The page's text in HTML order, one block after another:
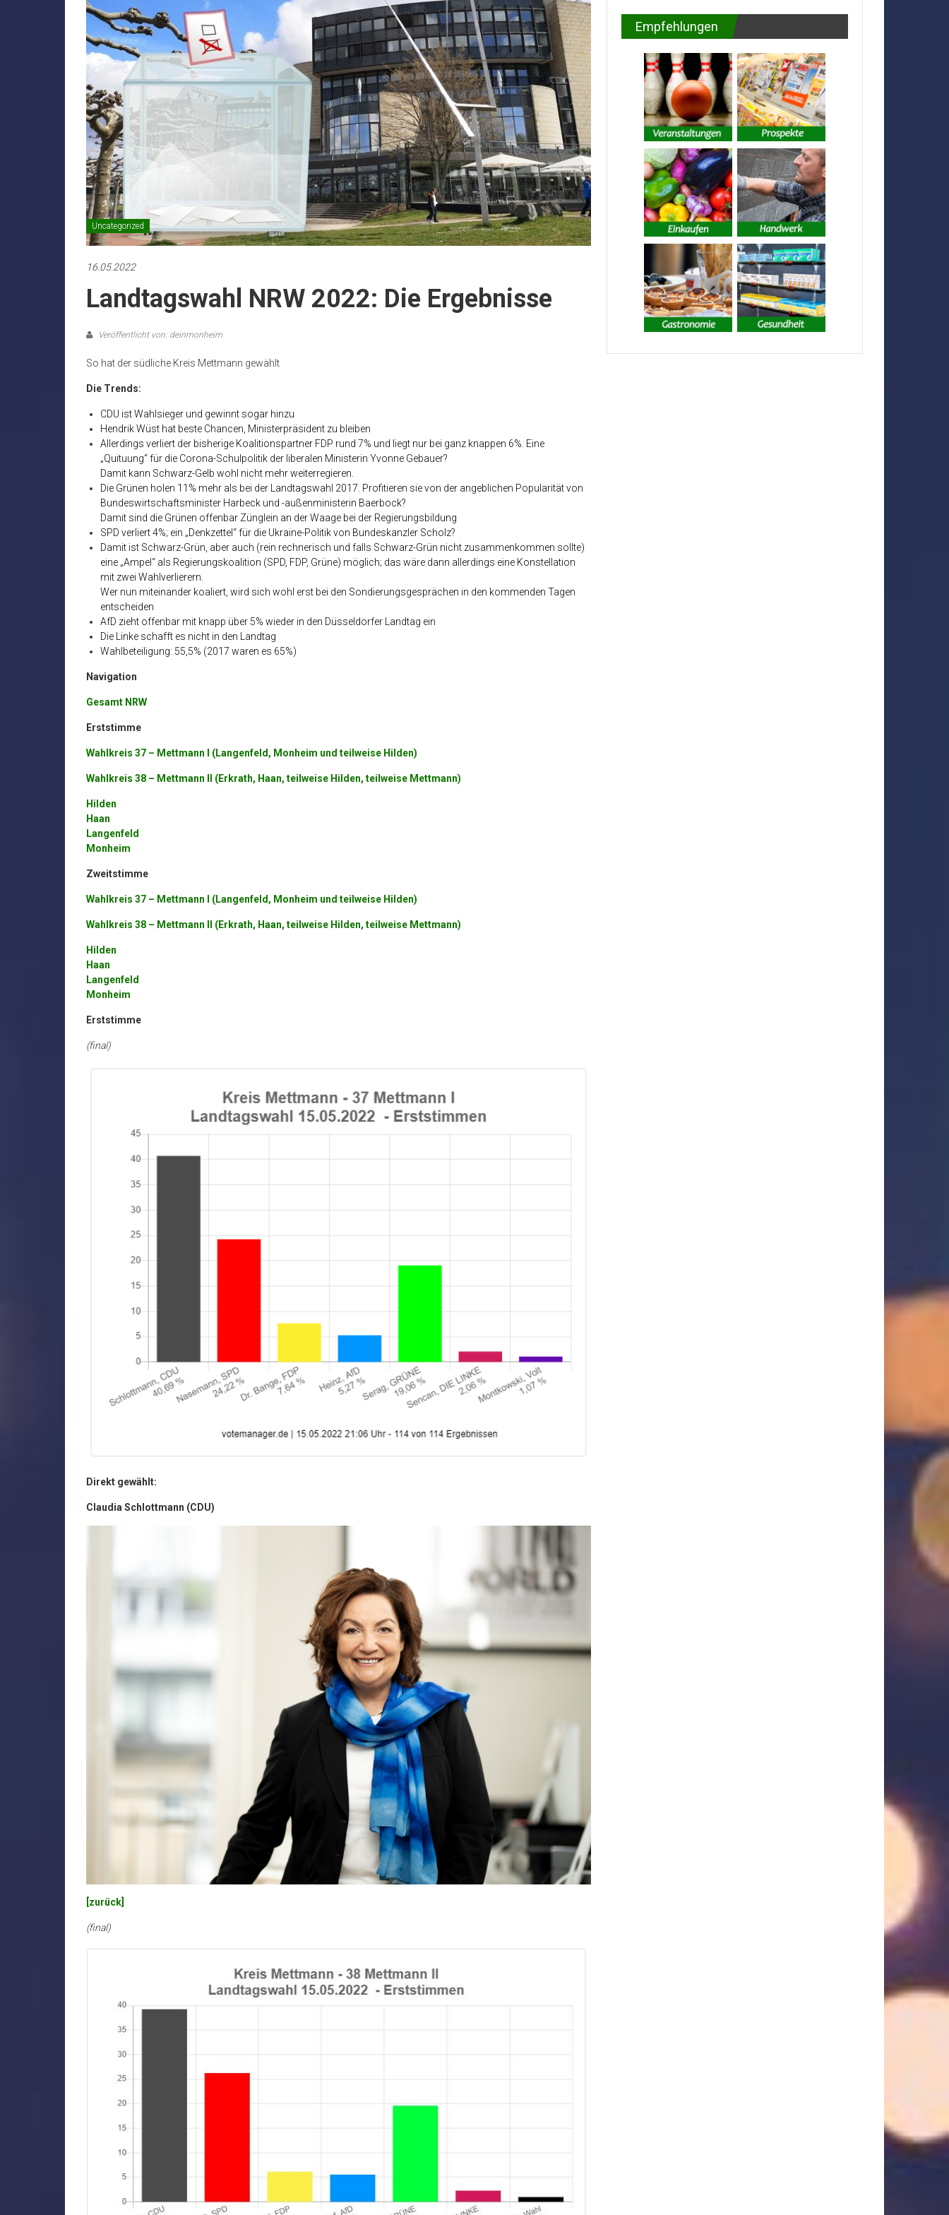
Uncategorized
16.05.2022
Landtagswahl NRW 2022: Die Ergebnisse
Veröffentlicht von: deinmonheim
So hat der südliche Kreis Mettmann gewählt
Die Trends:
CDU ist Wahlsieger und gewinnt sogar hinzu
Hendrik Wüst hat beste Chancen, Ministerpräsident zu bleiben
Allerdings verliert der bisherige Koalitionspartner FDP rund 7% und liegt nur bei ganz knappen 6%. Eine
„Quituung“ für die Corona-Schulpolitik der liberalen Ministerin Yvonne Gebauer?
Damit kann Schwarz-Gelb wohl nicht mehr weiterregieren.
Die Grünen holen 11% mehr als bei der Landtagswahl 2017. Profitieren sie von der angeblichen Popularität von
Bundeswirtschaftsminister Harbeck und -außenministerin Baerbock?
Damit sind die Grünen offenbar Zünglein an der Waage bei der Regierungsbildung
SPD verliert 4%; ein „Denkzettel“ für die Ukraine-Politik von Bundeskanzler Scholz?
Damit ist Schwarz-Grün, aber auch (rein rechnerisch und falls Schwarz-Grün nicht zusammenkommen sollte)
eine „Ampel“ als Regierungskoalition (SPD, FDP, Grüne) möglich; das wäre dann allerdings eine Konstellation
mit zwei Wahlverlierern.
Wer nun miteinander koaliert, wird sich wohl erst bei den Sondierungsgesprächen in den kommenden Tagen
entscheiden
AfD zieht offenbar mit knapp über 5% wieder in den Düsseldorfer Landtag ein
Die Linke schafft es nicht in den Landtag
Wahlbeteiligung: 55,5% (2017 waren es 65%)
Navigation
Gesamt NRW
Erststimme
Wahlkreis 37 – Mettmann I (Langenfeld, Monheim und teilweise Hilden)
Wahlkreis 38 – Mettmann II (Erkrath, Haan, teilweise Hilden, teilweise Mettmann)
Hilden
Haan
Langenfeld
Monheim
Zweitstimme
Wahlkreis 37 – Mettmann I (Langenfeld, Monheim und teilweise Hilden)
Wahlkreis 38 – Mettmann II (Erkrath, Haan, teilweise Hilden, teilweise Mettmann)
Hilden
Haan
Langenfeld
Monheim
Erststimme
(final)
Direkt gewählt:
Claudia Schlottmann (CDU)
[zurück]
(final)
Empfehlungen